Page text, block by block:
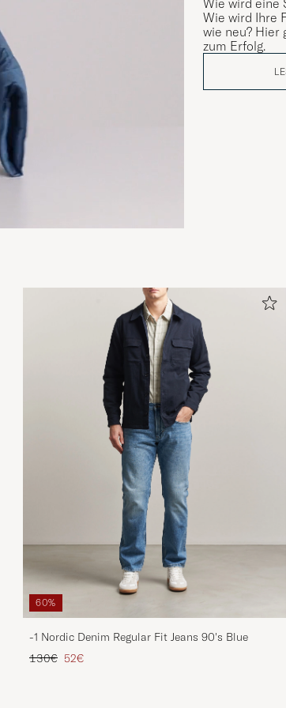
Wie wird eine
Wie wird Ihre
wie neu? Hier
zum Erfolg.
60%
-1 Nordic Denim Regular Fit Jeans 90's Blue
Regulärer Preis
130€ Reduzierter Preis
52€